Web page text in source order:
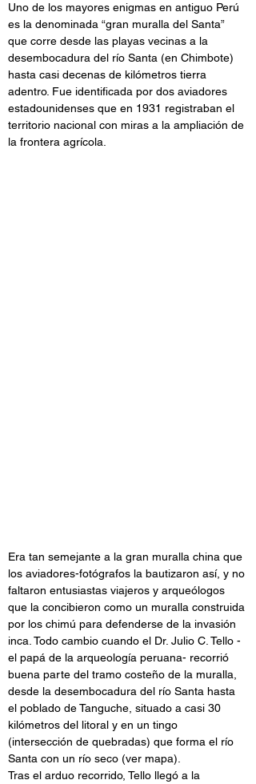
Uno de los mayores enigmas en antiguo Perú
es la denominada “gran muralla del Santa”
que corre desde las playas vecinas a la
desembocadura del río Santa (en Chimbote)
hasta casi decenas de kilómetros tierra
adentro. Fue identificada por dos aviadores
estadounidenses que en 1931 registraban el
territorio nacional con miras a la ampliación de
la frontera agrícola.
Era tan semejante a la gran muralla china que
los aviadores-fotógrafos la bautizaron así, y no
faltaron entusiastas viajeros y arqueólogos
que la concibieron como un muralla construida
por los chimú para defenderse de la invasión
inca. Todo cambio cuando el Dr. Julio C. Tello -
el papá de la arqueología peruana- recorrió
buena parte del tramo costeño de la muralla,
desde la desembocadura del río Santa hasta
el poblado de Tanguche, situado a casi 30
kilómetros del litoral y en un tingo
(intersección de quebradas) que forma el río
Santa con un río seco (ver mapa).
Tras el arduo recorrido, Tello llegó a la